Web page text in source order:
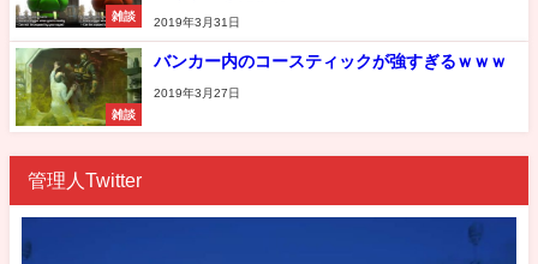
雑談
2019年3月31日
雑談
バンカー内のコースティックが強すぎるｗｗｗ
2019年3月27日
管理人Twitter